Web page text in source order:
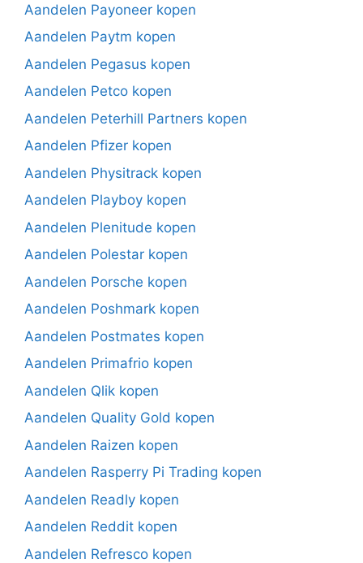
Aandelen Payoneer kopen
Aandelen Paytm kopen
Aandelen Pegasus kopen
Aandelen Petco kopen
Aandelen Peterhill Partners kopen
Aandelen Pfizer kopen
Aandelen Physitrack kopen
Aandelen Playboy kopen
Aandelen Plenitude kopen
Aandelen Polestar kopen
Aandelen Porsche kopen
Aandelen Poshmark kopen
Aandelen Postmates kopen
Aandelen Primafrio kopen
Aandelen Qlik kopen
Aandelen Quality Gold kopen
Aandelen Raizen kopen
Aandelen Rasperry Pi Trading kopen
Aandelen Readly kopen
Aandelen Reddit kopen
Aandelen Refresco kopen